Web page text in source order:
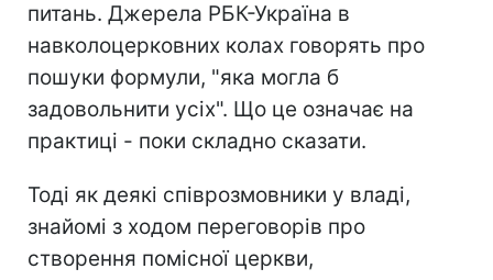
питань. Джерела РБК-Україна в
навколоцерковних колах говорять про
пошуки формули, "яка могла б
задовольнити усіх". Що це означає на
практиці - поки складно сказати.
Тоді як деякі співрозмовники у владі,
знайомі з ходом переговорів про
створення помісної церкви,